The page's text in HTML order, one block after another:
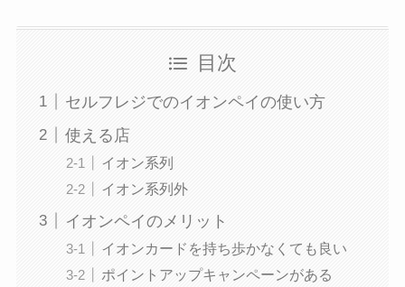
目次
セルフレジでのイオンペイの使い方
使える店
イオン系列
イオン系列外
イオンペイのメリット
イオンカードを持ち歩かなくても良い
ポイントアップキャンペーンがある